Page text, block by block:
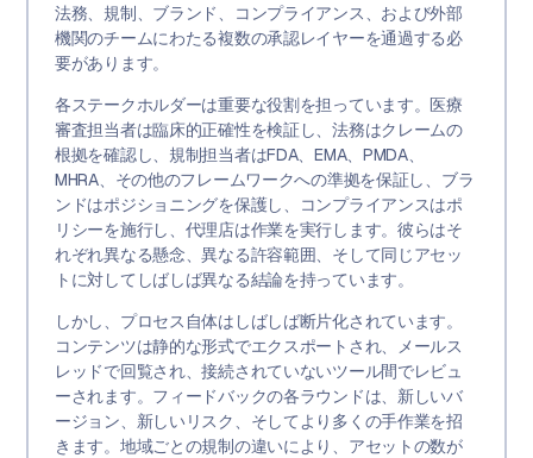
法務、規制、ブランド、コンプライアンス、および外部
機関のチームにわたる複数の承認レイヤーを通過する必
要があります。
各ステークホルダーは重要な役割を担っています。医療
審査担当者は臨床的正確性を検証し、法務はクレームの
根拠を確認し、規制担当者はFDA、EMA、PMDA、
MHRA、その他のフレームワークへの準拠を保証し、ブラ
ンドはポジショニングを保護し、コンプライアンスはポ
リシーを施行し、代理店は作業を実行します。彼らはそ
れぞれ異なる懸念、異なる許容範囲、そして同じアセッ
トに対してしばしば異なる結論を持っています。
しかし、プロセス自体はしばしば断片化されています。
コンテンツは静的な形式でエクスポートされ、メールス
レッドで回覧され、接続されていないツール間でレビュ
ーされます。フィードバックの各ラウンドは、新しいバ
ージョン、新しいリスク、そしてより多くの手作業を招
きます。地域ごとの規制の違いにより、アセットの数が